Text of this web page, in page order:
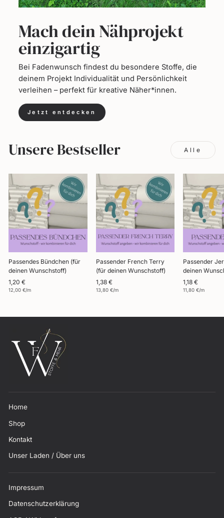
Mach dein Nähprojekt
einzigartig
Bei Fadenwunsch findest du besondere Stoffe, die
deinem Projekt Individualität und Persönlichkeit
verleihen – perfekt für kreative Näher*innen.
Jetzt entdecken
Unsere Bestseller Alle
Passendes Bündchen (für
deinen Wunschstoff)
1,20 €
12,00 €/m
Passender French Terry
(für deinen Wunschstoff)
1,38 €
13,80 €/m
Passender
deinen
1,18 €
11,80 €/m
Home
Shop
Kontakt
Unser Laden / Über uns
Impressum
Datenschutzerklärung